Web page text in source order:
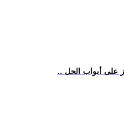
على أبواب الحل